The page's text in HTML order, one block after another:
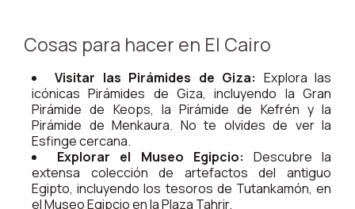
Cosas para hacer en El Cairo
Visitar las Pirámides de Giza: Explora las
icónicas Pirámides de Giza, incluyendo la Gran
Pirámide de Keops, la Pirámide de Kefrén y la
Pirámide de Menkaura. No te olvides de ver la
Esfinge cercana.
Explorar el Museo Egipcio: Descubre la
extensa colección de artefactos del antiguo
Egipto, incluyendo los tesoros de Tutankamón, en
el Museo Egipcio en la Plaza Tahrir.